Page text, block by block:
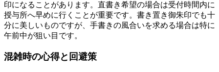
印になることがあります。直書き希望の場合は受付時間内に
授与所へ早めに行くことが重要です。書き置き御朱印でも十
分に美しいものですが、手書きの風合いを求める場合は特に
午前中が狙い目です。
混雑時の心得と回避策